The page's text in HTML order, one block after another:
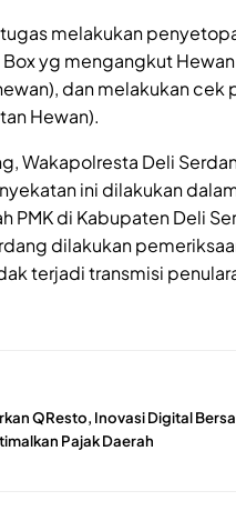
melakukan
Box yg mengangkut
dan melakukan
Hewan).
Wakapolresta Deli
ini dilakukan
PMK di Kabupaten Deli
dilakukan
terjadi transmisi
QResto, Inovasi Digital
Pajak Daerah